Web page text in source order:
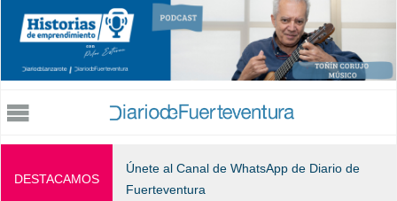
Jump to navigation
DESTACAMOS
Únete al Canal de WhatsApp de Diario de
Fuerteventura